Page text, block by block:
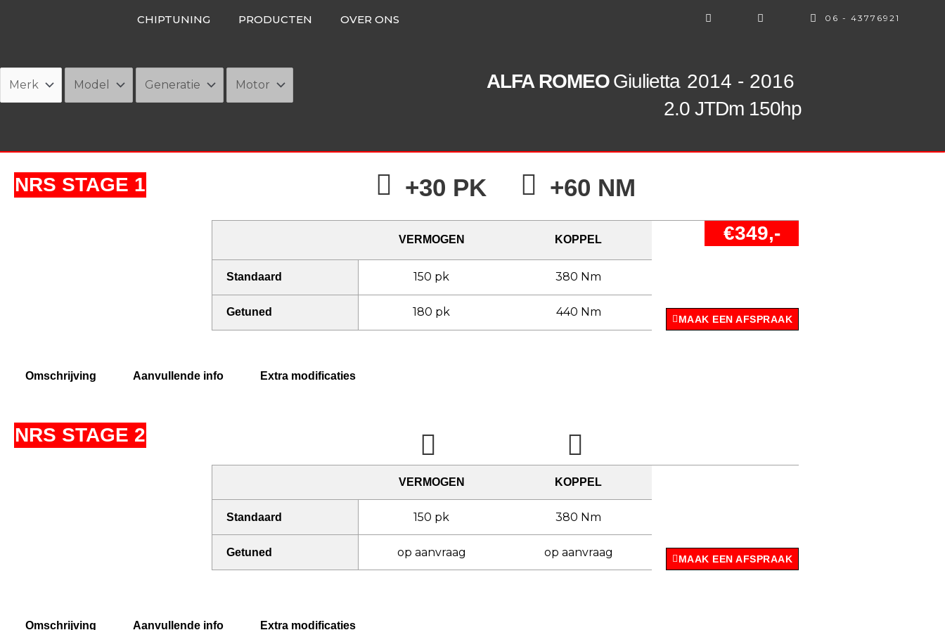
CHIPTUNING PRODUCTEN OVER ONS 06 - 43776921
ALFA ROMEOGiulietta 2014 - 2016
2.0 JTDm 150hp
NRS STAGE 1 +30 PK +60 NM
VERMOGEN KOPPEL €349,-
Standaard 150 pk 380 Nm
Getuned 180 pk 440 Nm
MAAK EEN AFSPRAAK
Omschrijving Aanvullende info Extra modificaties
NRS STAGE 2
VERMOGEN KOPPEL
Standaard 150 pk 380 Nm
Getuned op aanvraag op aanvraag
MAAK EEN AFSPRAAK
Omschrijving Aanvullende info Extra modificaties